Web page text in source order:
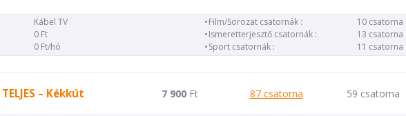
Kábel TV
0 Ft
0 Ft/hó
Film/Sorozat csatornák :
10 csatorna
Ismeretterjesztő csatornák :
13 csatorna
Sport csatornák :
11 csatorna
TELJES – Kékkút 7 900Ft 87 csatorna 59 csatorna